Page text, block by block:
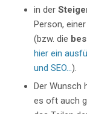
in der
Person,
(bzw. die
hier ein
und SEO…).
Der Wunsch
es oft auch